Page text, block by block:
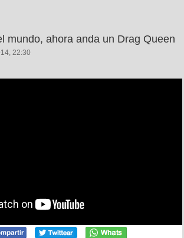
mundo, ahora anda un Drag Queen
22:30